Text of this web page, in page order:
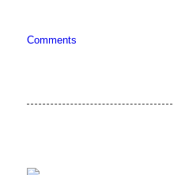
Comments